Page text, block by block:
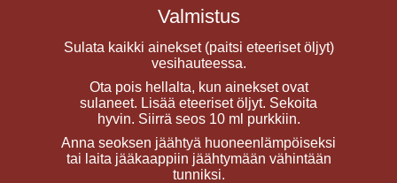
Valmistus
Sulata kaikki ainekset (paitsi eteeriset öljyt)
vesihauteessa.
Ota pois hellalta, kun ainekset ovat
sulaneet. Lisää eteeriset öljyt. Sekoita
hyvin. Siirrä seos 10 ml purkkiin.
Anna seoksen jäähtyä huoneenlämpöiseksi
tai laita jääkaappiin jäähtymään vähintään
tunniksi.